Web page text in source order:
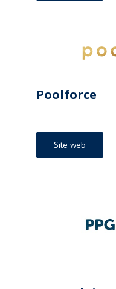
Poolforce
Site web